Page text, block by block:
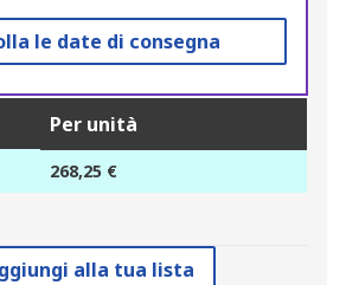
le date di consegna
Per unità
268,25 €
alla tua lista